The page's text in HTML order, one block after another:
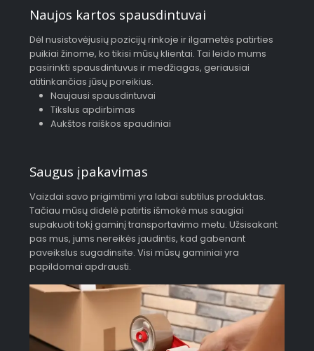
Naujos kartos spausdintuvai
Dėl nusistovėjusių pozicijų rinkoje ir ilgametės patirties
puikiai žinome, ko tikisi mūsų klientai. Tai leido mums
pasirinkti spausdintuvus ir medžiagas, geriausiai
atitinkančias jūsų poreikius.
Naujausi spausdintuvai
Tikslus apdirbimas
Aukštos raiškos spaudiniai
Saugus įpakavimas
Vaizdai savo prigimtimi yra labai subtilus produktas.
Tačiau mūsų didelė patirtis išmokė mus saugiai
supakuoti tokį gaminį transportavimo metu. Užsisakant
pas mus, jums nereikės jaudintis, kad gabenant
paveikslus sugadinsite. Visi mūsų gaminiai yra
papildomai apdrausti.